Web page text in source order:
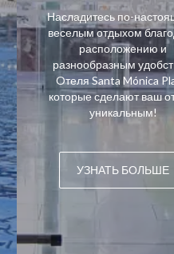
Насладитесь по-
веселым отдыхом
расположению и
разнообразным
Oтеля Santa Mónica
которые сделают ваш
уникальным!
УЗНАТЬ БОЛЬШЕ